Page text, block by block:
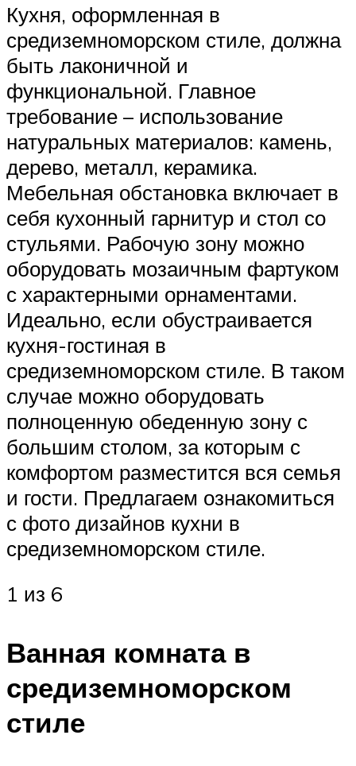
Кухня, оформленная в
средиземноморском стиле, должна
быть лаконичной и
функциональной. Главное
требование – использование
натуральных материалов: камень,
дерево, металл, керамика.
Мебельная обстановка включает в
себя кухонный гарнитур и стол со
стульями. Рабочую зону можно
оборудовать мозаичным фартуком
с характерными орнаментами.
Идеально, если обустраивается
кухня-гостиная в
средиземноморском стиле. В таком
случае можно оборудовать
полноценную обеденную зону с
большим столом, за которым с
комфортом разместится вся семья
и гости. Предлагаем ознакомиться
с фото дизайнов кухни в
средиземноморском стиле.
1 из 6
Ванная комната в
средиземноморском
стиле